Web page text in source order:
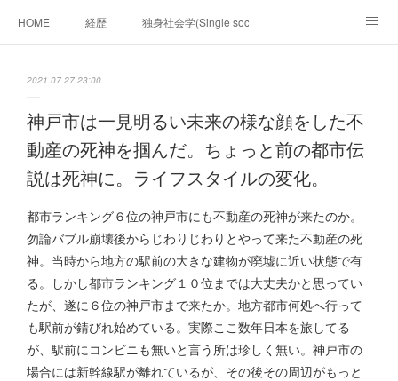
HOME 経歴 独身社会学(Single sociology)と高齢化社会学
移動出来て、工場で作る建物。未来２１００研究所
フィリピンの問題点 フィリピンの歴史
フィリピン経済談義 ファッションを考える 漫画
未来２１００研究所他のアイデアマニラ男の手料理 総集編
https://globalclub.amebaownd.com/
2021.07.27 23:00
神戸市は一見明るい未来の様な顔をした不
動産の死神を掴んだ。ちょっと前の都市伝
説は死神に。ライフスタイルの変化。
都市ランキング６位の神戸市にも不動産の死神が来たのか。
勿論バブル崩壊後からじわりじわりとやって来た不動産の死
神。当時から地方の駅前の大きな建物が廃墟に近い状態で有
る。しかし都市ランキング１０位までは大丈夫かと思ってい
たが、遂に６位の神戸市まで来たか。地方都市何処へ行って
も駅前が錆びれ始めている。実際ここ数年日本を旅してる
が、駅前にコンビニも無いと言う所は珍しく無い。神戸市の
場合には新幹線駅が離れているが、その後その周辺がもっと